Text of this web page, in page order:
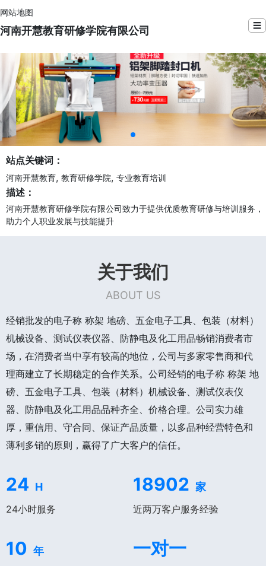
网站地图
河南开慧教育研修学院有限公司 ☰
站点关键词：
河南开慧教育, 教育研修学院, 专业教育培训
描述：
河南开慧教育研修学院有限公司致力于提供优质教育研修与培训服务，
助力个人职业发展与技能提升
关于我们
ABOUT US
经销批发的电子称 称架 地磅、五金电子工具、包装（材料）
机械设备、测试仪表仪器、防静电及化工用品畅销消费者市
场，在消费者当中享有较高的地位，公司与多家零售商和代
理商建立了长期稳定的合作关系。公司经销的电子称 称架 地
磅、五金电子工具、包装（材料）机械设备、测试仪表仪
器、防静电及化工用品品种齐全、价格合理。公司实力雄
厚，重信用、守合同、保证产品质量，以多品种经营特色和
薄利多销的原则，赢得了广大客户的信任。
24 H
24小时服务
18902 家
近两万客户服务经验
10 年 一对一